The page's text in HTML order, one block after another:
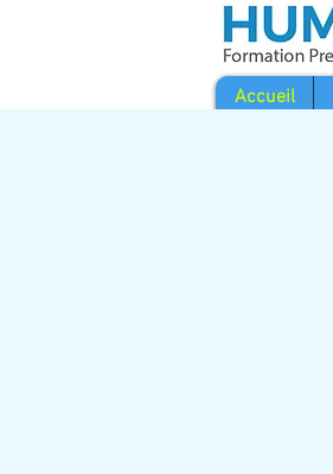
Accueil